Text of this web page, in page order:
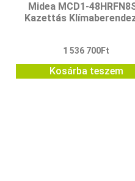
Midea MCD1-
Kazettás
1 536 700Ft
Kosárba teszem